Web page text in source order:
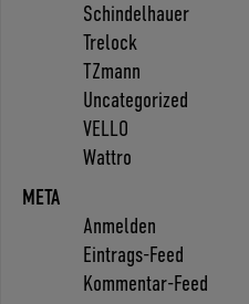
Schindelhauer
Trelock
TZmann
Uncategorized
VELLO
Wattro
META
Anmelden
Eintrags-Feed
Kommentar-Feed